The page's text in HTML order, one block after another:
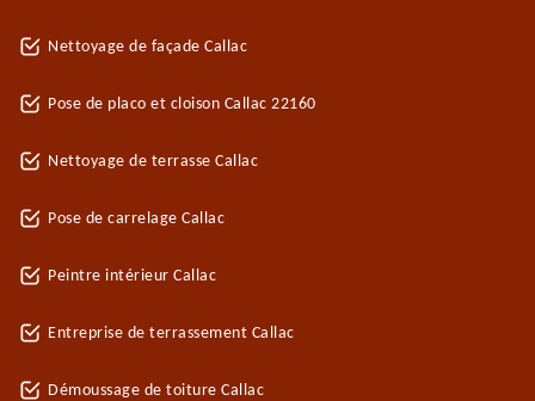
Nettoyage de façade Callac
Pose de placo et cloison Callac 22160
Nettoyage de terrasse Callac
Pose de carrelage Callac
Peintre intérieur Callac
Entreprise de terrassement Callac
Démoussage de toiture Callac